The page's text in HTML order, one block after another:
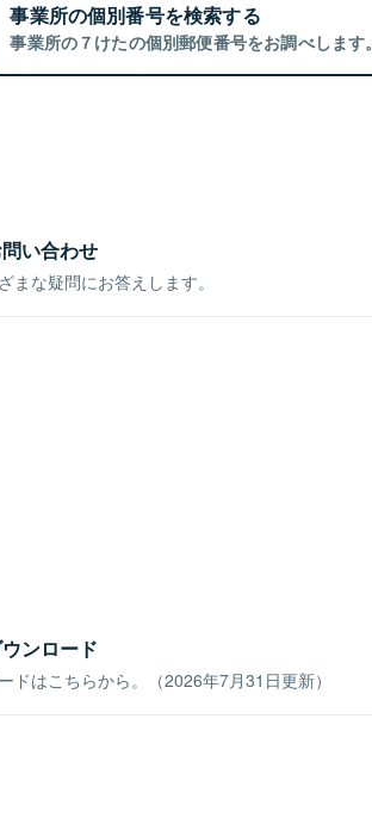
事業所の個別番号を検索する
事業所の７けたの個別郵便番号をお調べします。
い合わせ
まな疑問にお答えします。
ンロード
ドはこちらから。（2026年7月31日更新）